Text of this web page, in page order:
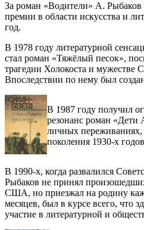
За роман «Водители» А. Рыбаков
премии в области искусства и
год.
В 1978 году литературной
стал роман «Тяжёлый песок»,
трагедии Холокоста и мужестве
Впоследствии по нему был
В 1987 году получил
резонанс роман
личных переживаниях,
поколения 1930-х
В 1990-х, когда развалился
Рыбаков не принял
США, но приезжал на родину
месяцев, был в курсе всего, что
участие в литературной и